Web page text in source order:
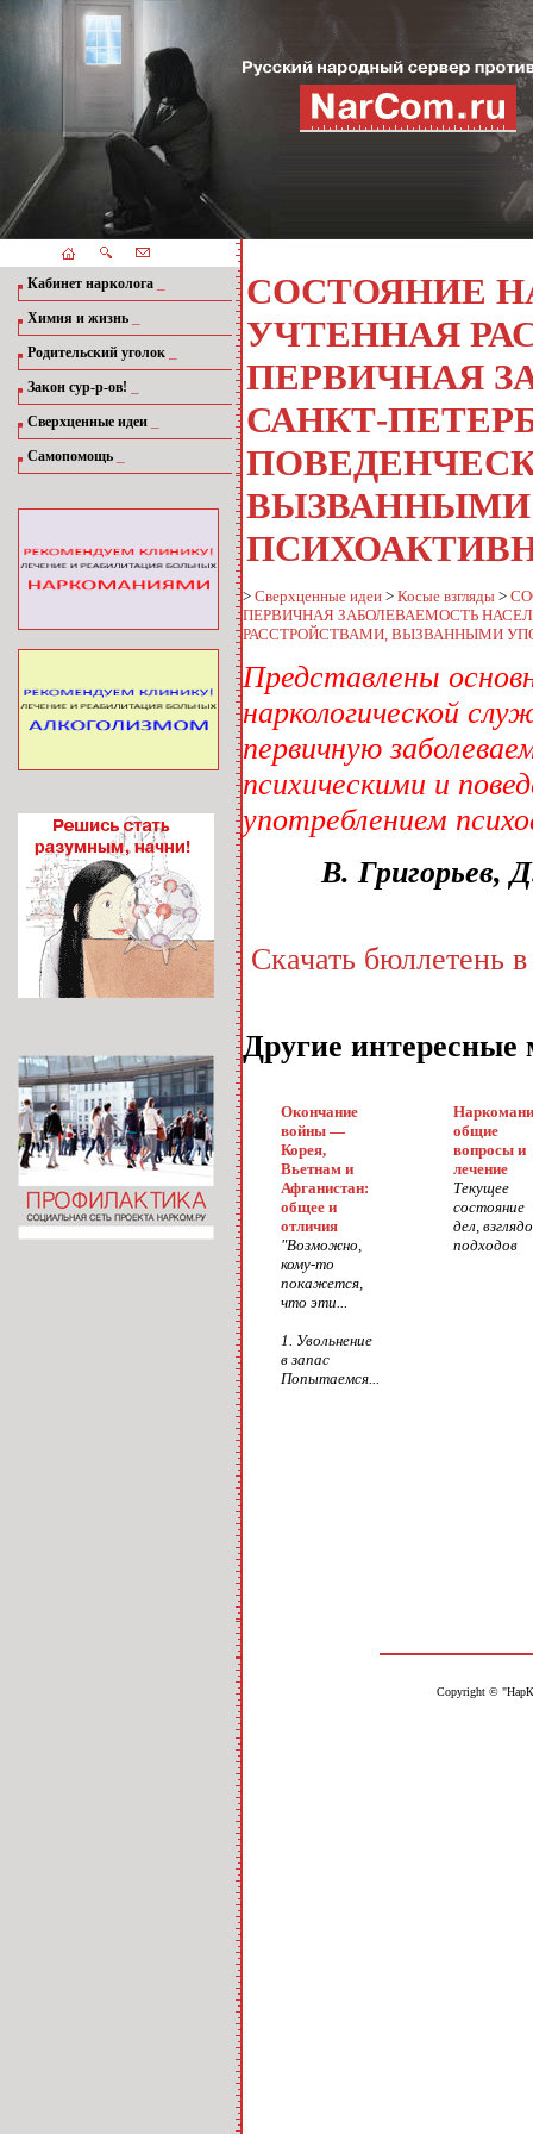
Кабинет нарколога
Химия и жизнь
Родительский уголок
Закон сур-р-ов!
Сверхценные идеи
Самопомощь
СОСТОЯНИЕ
УЧТЕННАЯ
ПЕРВИЧНАЯ
САНКТ-
> Сверхценные идеи > Косые взгляды >
ПЕРВИЧНАЯ ЗАБОЛЕВАЕМОСТЬ
РАССТРОЙСТВАМИ, ВЫЗВАННЫМИ
Представлены
наркологической
первичную
психическими и
употреблением
В.
Скачать бюллетень
Другие
Окончание
войны —
Корея,
Вьетнам и
Афганистан:
общее и
отличия
"Возможно,
кому-то
покажется,
что эти...
1. Увольнение
в запас
Попытаемся...
общие
вопросы и
лечение
Текущее
состояние
дел,
подходов
Copyright ©